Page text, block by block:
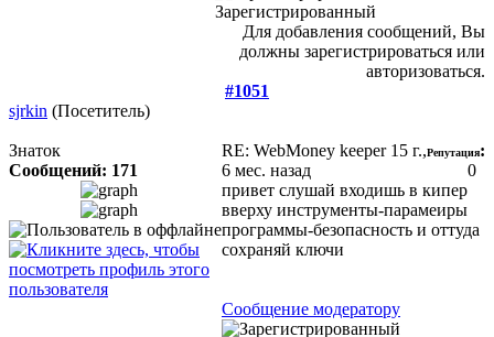
Зарегистрированный
Для добавления сообщений, Вы
должны зарегистрироваться или
авторизоваться.
#1051
sjrkin (Посетитель)
Знаток
Сообщений: 171
RE: WebMoney keeper 15 г.,
6 мес. назад
Репутация:
0
привет слушай входишь в кипер
вверху инструменты-парамеиры
программы-безопасность и оттуда
сохраняй ключи
Сообщение модератору